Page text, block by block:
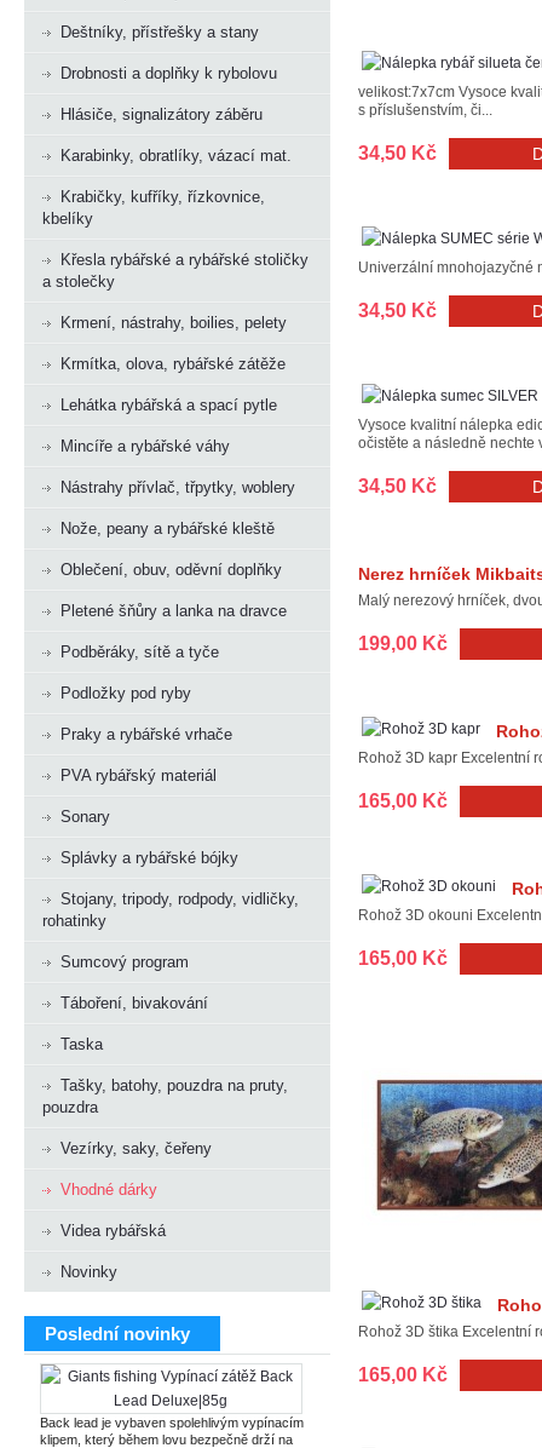
Deštníky, přístřešky a stany
Drobnosti a doplňky k rybolovu
Hlásiče, signalizátory záběru
Karabinky, obratlíky, vázací mat.
Krabičky, kufříky, řízkovnice,
kbelíky
Křesla rybářské a rybářské stoličky
a stolečky
Krmení, nástrahy, boilies, pelety
Krmítka, olova, rybářské zátěže
Lehátka rybářská a spací pytle
Mincíře a rybářské váhy
Nástrahy přívlač, třpytky, woblery
Nože, peany a rybářské kleště
Oblečení, obuv, oděvní doplňky
Pletené šňůry a lanka na dravce
Podběráky, sítě a tyče
Podložky pod ryby
Praky a rybářské vrhače
PVA rybářský materiál
Sonary
Splávky a rybářské bójky
Stojany, tripody, rodpody, vidličky,
rohatinky
Sumcový program
Táboření, bivakování
Taska
Tašky, batohy, pouzdra na pruty,
pouzdra
Vezírky, saky, čeřeny
Vhodné dárky
Videa rybářská
Novinky
Poslední novinky
Giants
Back lead je vybaven spolehlivým vypínacím
klipem, který během lovu bezpečně drží na
velikost:7x7cm Vysoce
s příslušenstvím, či...
34,50 Kč
Univerzální mnohojazyčné
34,50 Kč
Vysoce kvalitní nálepka
očistěte a následně nechte
34,50 Kč
Nerez hrníček
Malý nerezový hrníček,
199,00 Kč
Rohož 3D kapr Excelentní
165,00 Kč
Rohož 3D okouni
165,00 Kč
Rohož 3D štika Excelentní
165,00 Kč